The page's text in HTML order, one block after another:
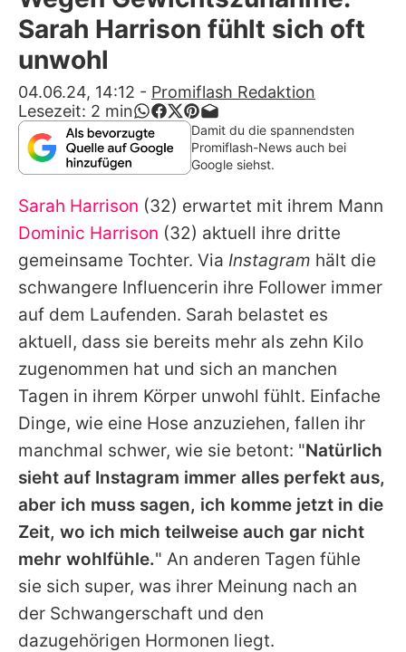
Alle Themen auf Promiflash
App runterladen
Team
Redaktionelle Richtlinien
Impressum
Datenschutzerklärung
Nutzungsbedingungen
Utiq verwalten
Sarah Harrison fühlt sich oft
unwohl
04.06.24, 14:12 - Promiflash Redaktion
Lesezeit: 2 min
Damit du die spannendsten
Promiflash-News auch bei
Google siehst.
Sarah Harrison (32) erwartet mit ihrem Mann
Dominic Harrison (32) aktuell ihre dritte
gemeinsame Tochter. Via Instagram hält die
schwangere Influencerin ihre Follower immer
auf dem Laufenden. Sarah belastet es
aktuell, dass sie bereits mehr als zehn Kilo
zugenommen hat und sich an manchen
Tagen in ihrem Körper unwohl fühlt. Einfache
Dinge, wie eine Hose anzuziehen, fallen ihr
manchmal schwer, wie sie betont: "Natürlich
sieht auf Instagram immer alles perfekt aus,
aber ich muss sagen, ich komme jetzt in die
Zeit, wo ich mich teilweise auch gar nicht
mehr wohlfühle." An anderen Tagen fühle
sie sich super, was ihrer Meinung nach an
der Schwangerschaft und den
dazugehörigen Hormonen liegt.